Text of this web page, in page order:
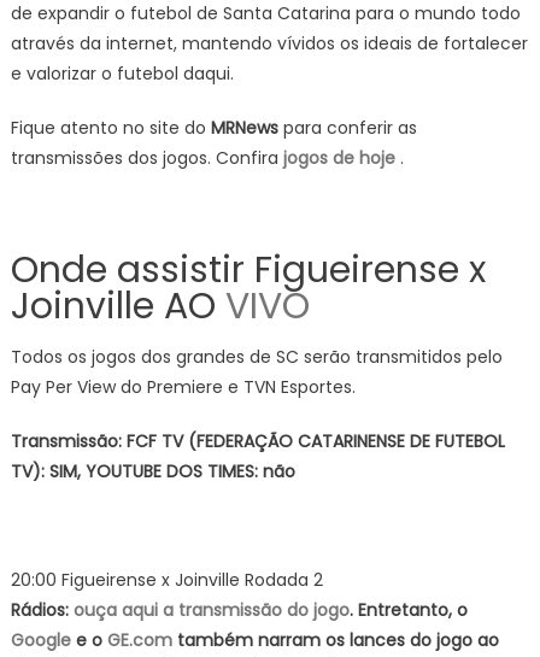
de expandir o futebol de Santa Catarina para o mundo todo
através da internet, mantendo vívidos os ideais de fortalecer
e valorizar o futebol daqui.
Fique atento no site do MRNewspara conferir as
transmissões dos jogos. Confira jogos de hoje.
Onde assistir Figueirense x
Joinville AO VIVO
Todos os jogos dos grandes de SC serão transmitidos pelo
Pay Per View do Premiere e TVN Esportes.
Transmissão: FCF TV (FEDERAÇÃO CATARINENSE DE FUTEBOL
TV): SIM, YOUTUBE DOS TIMES: não
20:00 Figueirense x Joinville Rodada 2
Rádios: ouça aqui a transmissão do jogo. Entretanto, o
Googlee o GE.comtambém narram os lances do jogo ao